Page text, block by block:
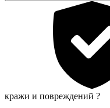
кражи и повреждений ?